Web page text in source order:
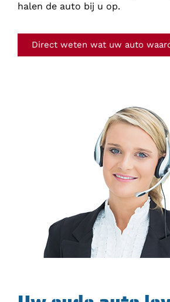
halen de auto bij u op.
Direct weten wat uw auto